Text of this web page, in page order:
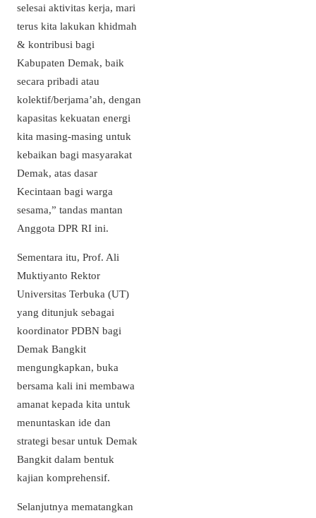
selesai aktivitas kerja, mari
terus kita lakukan khidmah
& kontribusi bagi
Kabupaten Demak, baik
secara pribadi atau
kolektif/berjama’ah, dengan
kapasitas kekuatan energi
kita masing-masing untuk
kebaikan bagi masyarakat
Demak, atas dasar
Kecintaan bagi warga
sesama,” tandas mantan
Anggota DPR RI ini.
Sementara itu, Prof. Ali
Muktiyanto Rektor
Universitas Terbuka (UT)
yang ditunjuk sebagai
koordinator PDBN bagi
Demak Bangkit
mengungkapkan, buka
bersama kali ini membawa
amanat kepada kita untuk
menuntaskan ide dan
strategi besar untuk Demak
Bangkit dalam bentuk
kajian komprehensif.
Selanjutnya mematangkan